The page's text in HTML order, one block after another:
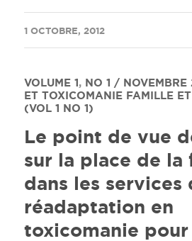
1 OCTOBRE, 2012
/
VOLUME 1, NO 1 /
ET TOXICOMANIE FAMILLE
(VOL 1 NO 1)
Le point de vue
sur la place de la
dans les services
réadaptation en
toxicomanie pour